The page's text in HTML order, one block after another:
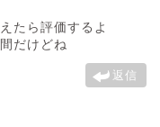
たら評価するよ
だけどね
返信